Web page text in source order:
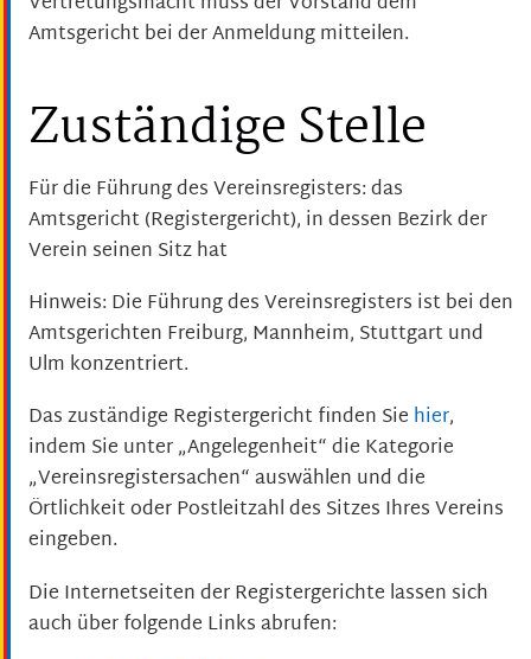
Amtsgericht bei der Anmeldung mitteilen.
Zuständige Stelle
Für die Führung des Vereinsregisters: das
Amtsgericht (Registergericht), in dessen Bezirk der
Verein seinen Sitz hat
Hinweis: Die Führung des Vereinsregisters ist bei den
Amtsgerichten Freiburg, Mannheim, Stuttgart und
Ulm konzentriert.
Das zuständige Registergericht finden Sie hier,
indem Sie unter „Angelegenheit“ die Kategorie
„Vereinsregistersachen“ auswählen und die
Örtlichkeit oder Postleitzahl des Sitzes Ihres Vereins
eingeben.
Die Internetseiten der Registergerichte lassen sich
auch über folgende Links abrufen: